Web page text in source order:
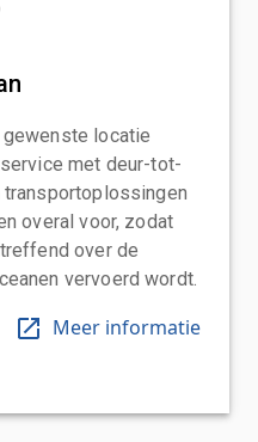
gewenste locatie
met deur-tot-
overal voor, zodat
over de
vervoerd wordt.
Meer informatie